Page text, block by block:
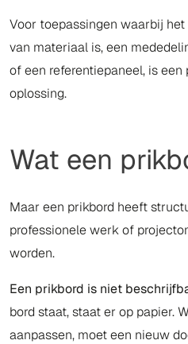
Voor toepassingen waarbij
van materiaal is, een
of een referentiepaneel, is
oplossing.
Wat een
Maar een prikbord heeft
professionele werk of
worden.
Een prikbord is niet
bord staat, staat er op papier.
aanpassen, moet een nieuw